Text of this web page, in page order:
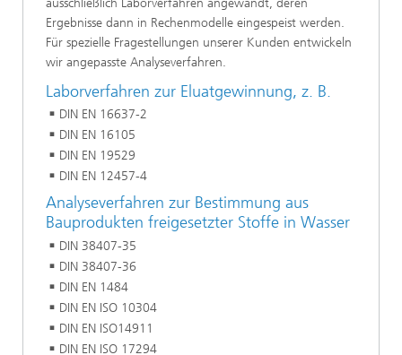
Ergebnisse dann in Rechenmodelle eingespeist werden.
Für spezielle Fragestellungen unserer Kunden entwickeln
wir angepasste Analyseverfahren.
Laborverfahren zur Eluatgewinnung, z. B.
DIN EN 16637-2
DIN EN 16105
DIN EN 19529
DIN EN 12457-4
Analyseverfahren zur Bestimmung aus
Bauprodukten freigesetzter Stoffe in Wasser
DIN 38407-35
DIN 38407-36
DIN EN 1484
DIN EN ISO 10304
DIN EN ISO14911
DIN EN ISO 17294